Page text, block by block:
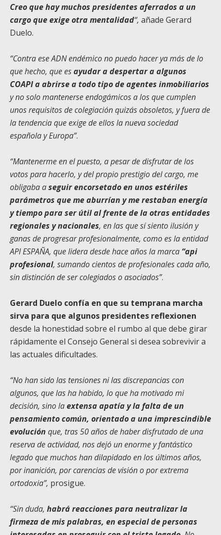
Creo que hay muchos presidentes aferrados a un
cargo que exige otra mentalidad“, añade Gerard
Duelo.
“Contra ese ADN endémico no puedo hacer ya más de lo
que hecho, que esayudar a despertar a algunos
COAPI a abrirse a todo tipo de agentes inmobiliarios
y no solo mantenerse endogámicos a los que cumplen
unos requisitos de colegiación quizás obsoletos, y fuera de
la tendencia que exige de ellos la nueva sociedad
española y Europa”.
“Mantenerme en el puesto, a pesar de disfrutar de los
votos para hacerlo, y del propio prestigio del cargo, me
obligaba aseguir encorsetado en unos estériles
parámetros que me aburrían y me restaban energía
y tiempo para ser útil al frente de la otras entidades
regionales y nacionales, en las que sí siento ilusión y
ganas de progresar profesionalmente, como es la entidad
API ESPAÑA, que lidera desde hace años la marca “api
profesional, sumando cientos de profesionales cada año,
sin distinción de ser colegiados o asociados”.
Gerard Duelo confía en que su temprana marcha
sirva para que algunos presidentes reflexionen
desde la honestidad sobre el rumbo al que debe girar
rápidamente el Consejo General si desea sobrevivir a
las actuales dificultades.
“No han sido las tensiones ni las discrepancias con
algunos, que las ha habido, lo que ha motivado mi
decisión, sino laextensa apatía y la falta de un
pensamiento común, orientado a una imprescindible
evolución que, tras 50 años de haber disfrutado de una
reserva de actividad, nos dejó un enorme y fantástico
legado que muchos han dilapidado en los últimos años,
por inanición, por carencias de visión o por extrema
ortodoxia”, prosigue.
“Sin duda, habrá reacciones para neutralizar la
firmeza de mis palabras, en especial de personas